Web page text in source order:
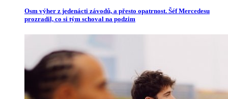
Osm výher z jedenácti závodů, a přesto opatrnost. Šéf Mercedesu
prozradil, co si tým schoval na podzim